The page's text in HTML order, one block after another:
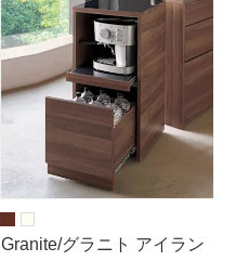
Granite/グラニト アイラン